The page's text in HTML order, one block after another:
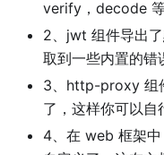
verify，decode
2、jwt 组件导出
取到一些内置的错
3、http-proxy 组
了，这样你可以自
4、在 web 框架